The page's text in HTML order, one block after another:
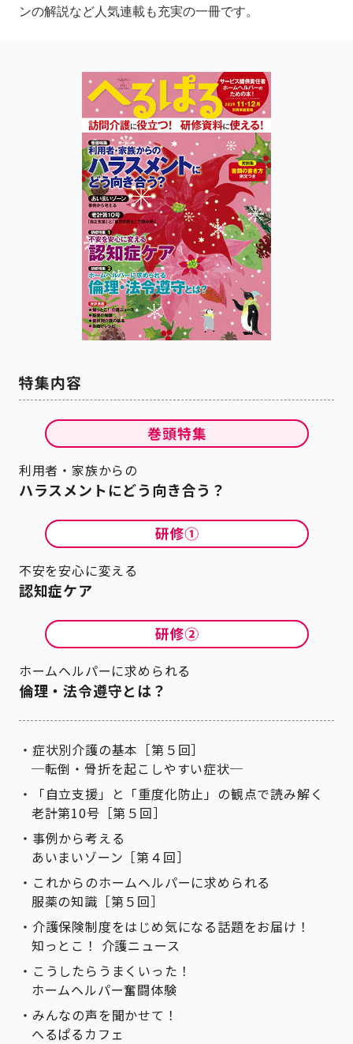
ンの解説など人気連載も充実の一冊です。
利用者・家族からの
ハラスメントにどう向き合う？
不安を安心に変える
認知症ケア
ホームヘルパーに求められる
倫理・法令遵守とは？
症状別介護の基本［第５回］
─転倒・骨折を起こしやすい症状─
「自立支援」と「重度化防止」の観点で読み解く
老計第10号［第５回］
事例から考える
あいまいゾーン［第４回］
これからのホームヘルパーに求められる
服薬の知識［第５回］
介護保険制度をはじめ気になる話題をお届け！
知っとこ！ 介護ニュース
こうしたらうまくいった！
ホームヘルパー奮闘体験
みんなの声を聞かせて！
へるぱるカフェ